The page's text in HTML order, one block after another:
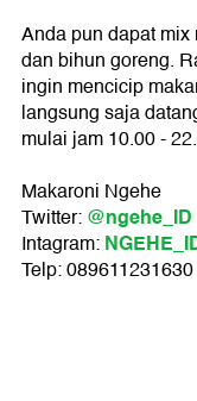
Anda pun dapat
dan bihun goreng.
ingin mencicip
langsung saja
mulai jam 10.00 -
Makaroni Ngehe
Twitter:@ngehe_ID
Intagram:
Telp: 089611231630